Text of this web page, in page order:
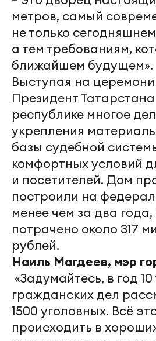
метров, самый
не только
а тем требованиям,
ближайшем будущем».
Выступая на
Президент
республике многое
укрепления
базы судебной
комфортных условий
и посетителей. Дом
построили на
менее чем за два
потрачено около 317
рублей.
Наиль Магдеев, мэр
«Задумайтесь, в год
гражданских дел
1500 уголовных. Всё
происходить в